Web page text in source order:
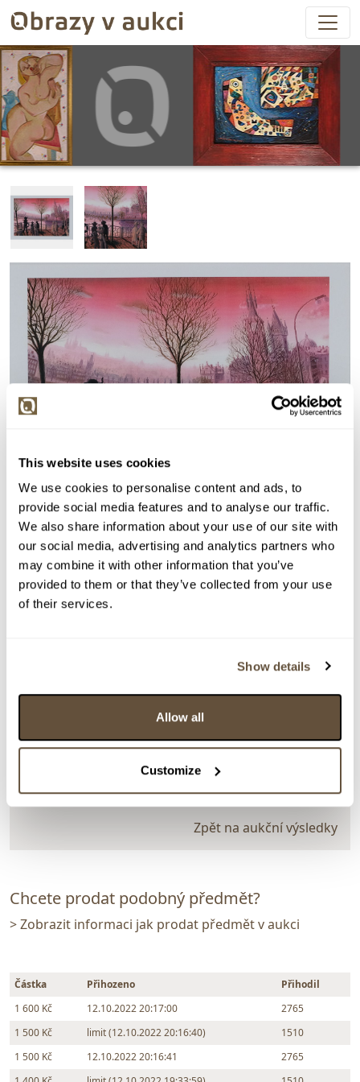
This website uses cookies
We use cookies to personalise content and ads, to
provide social media features and to analyse our traffic.
We also share information about your use of our site with
our social media, advertising and analytics partners who
may combine it with other information that you’ve
provided to them or that they’ve collected from your use
of their services.
Show details
Allow all
Customize
Detail položky
> Zobrazit detail položky a informace o autorovi
J.S.
84240. Všichni tak nějak plujeme životem
Dražba ukončena:
12.10.2022 20:43:00
vydraženo za:
1 600 Kč
Zpět na aukční výsledky
Chcete prodat podobný předmět?
> Zobrazit informaci jak prodat předmět v aukci
Částka Přihozeno
Přihodil
1 600 Kč
12.10.2022 20:17:00
2765
1 500 Kč
limit (12.10.2022 20:16:40)
1510
1 500 Kč
12.10.2022 20:16:41
2765